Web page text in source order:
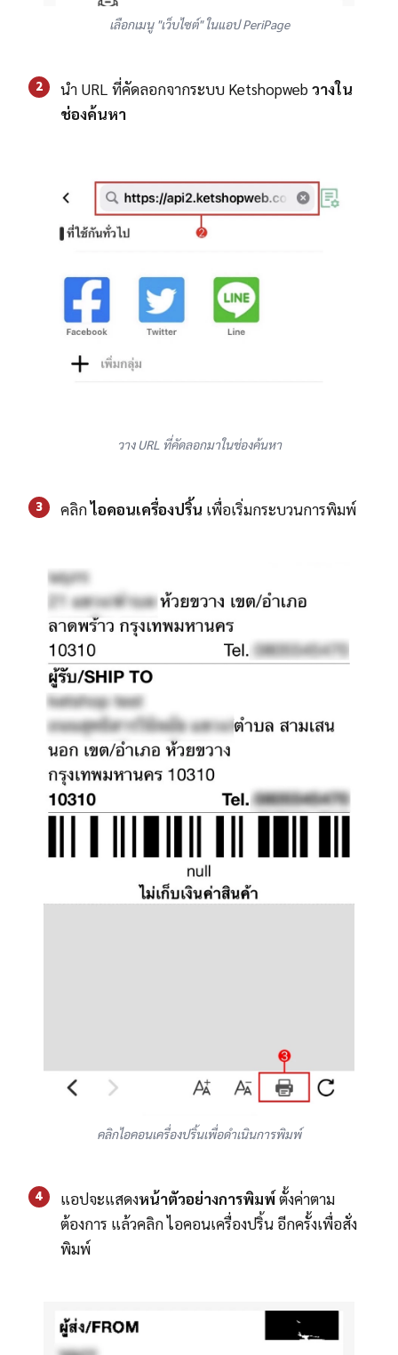
เลือกเมนู "เว็บไซต์" ในแอป PeriPage
2 นำ URL ที่คัดลอกจากระบบ Ketshopweb วางใน
ช่องค้นหา
วาง URL ที่คัดลอกมาในช่องค้นหา
3 คลิกไอคอนเครื่องปริ้น เพื่อเริ่มกระบวนการพิมพ์
คลิกไอคอนเครื่องปริ้นเพื่อดำเนินการพิมพ์
4 แอปจะแสดงหน้าตัวอย่างการพิมพ์ตั้งค่าตาม
ต้องการ แล้วคลิก ไอคอนเครื่องปริ้น อีกครั้งเพื่อสั่ง
พิมพ์